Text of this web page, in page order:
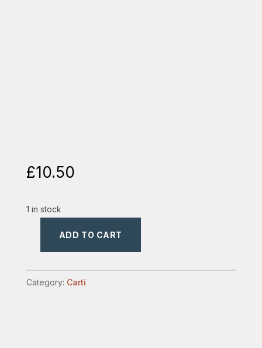
£10.50
1 in stock
inima,Doamne
quantity
ADD TO CART
Category: Carti